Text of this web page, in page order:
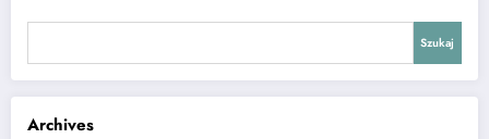
Szukaj
Archives